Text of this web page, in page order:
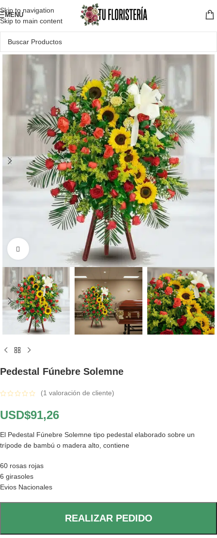
Skip to navigation
Skip to main content
MENU
Pedestal Fúnebre Solemne
(1 valoración de cliente)
USD$91,26
El Pedestal Fúnebre Solemne tipo pedestal elaborado sobre un
trípode de bambú o madera alto, contiene
60 rosas rojas
6 girasoles
Evios Nacionales
REALIZAR PEDIDO